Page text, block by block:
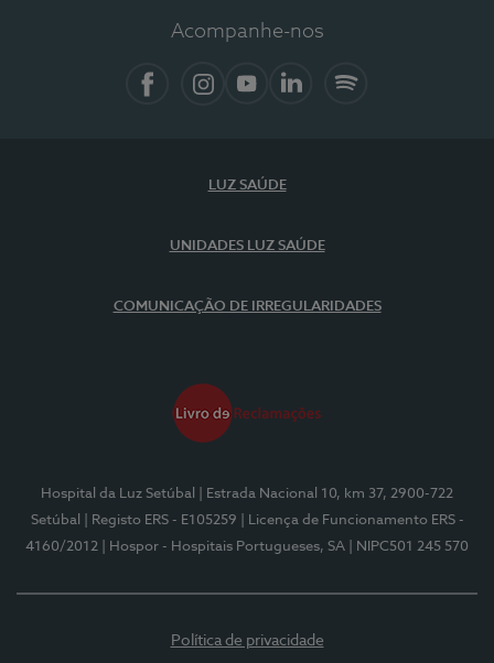
Acompanhe-nos
LUZ SAÚDE
UNIDADES LUZ SAÚDE
COMUNICAÇÃO DE IRREGULARIDADES
Hospital da Luz Setúbal
| Estrada Nacional 10, km 37, 2900-722
Setúbal
| Registo ERS - E105259
| Licença de Funcionamento ERS -
4160/2012
| Hospor - Hospitais Portugueses, SA | NIPC501 245 570
Política de privacidade